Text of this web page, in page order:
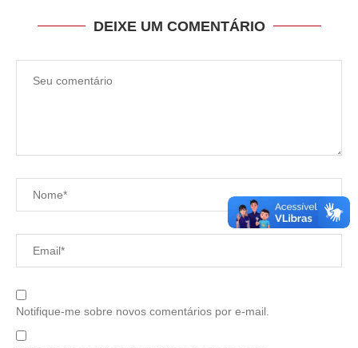
DEIXE UM COMENTÁRIO
Notifique-me sobre novos comentários por e-mail.